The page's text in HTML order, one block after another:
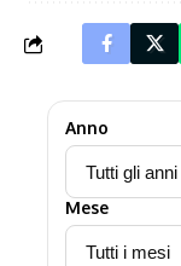
Anno
Mese